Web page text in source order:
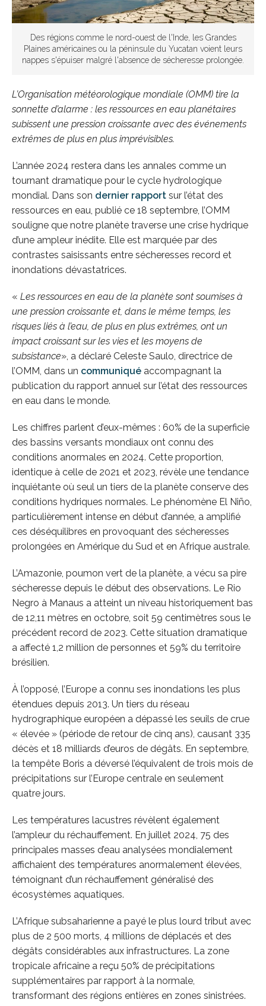
Des régions comme le nord-ouest de l'Inde, les Grandes
Plaines américaines ou la péninsule du Yucatan voient leurs
nappes s'épuiser malgré l'absence de sécheresse prolongée.
L’Organisation météorologique mondiale (OMM) tire la
sonnette d’alarme : les ressources en eau planétaires
subissent une pression croissante avec des événements
extrêmes de plus en plus imprévisibles.
L’année 2024 restera dans les annales comme un
tournant dramatique pour le cycle hydrologique
mondial. Dans son dernier rapport sur l’état des
ressources en eau, publié ce 18 septembre, l’OMM
souligne que notre planète traverse une crise hydrique
d’une ampleur inédite. Elle est marquée par des
contrastes saisissants entre sécheresses record et
inondations dévastatrices.
« Les ressources en eau de la planète sont soumises à
une pression croissante et, dans le même temps, les
risques liés à l’eau, de plus en plus extrêmes, ont un
impact croissant sur les vies et les moyens de
subsistance», a déclaré Celeste Saulo, directrice de
l’OMM, dans un communiqué accompagnant la
publication du rapport annuel sur l’état des ressources
en eau dans le monde.
Les chiffres parlent d’eux-mêmes : 60% de la superficie
des bassins versants mondiaux ont connu des
conditions anormales en 2024. Cette proportion,
identique à celle de 2021 et 2023, révèle une tendance
inquiétante où seul un tiers de la planète conserve des
conditions hydriques normales. Le phénomène El Niño,
particulièrement intense en début d’année, a amplifié
ces déséquilibres en provoquant des sécheresses
prolongées en Amérique du Sud et en Afrique australe.
L’Amazonie, poumon vert de la planète, a vécu sa pire
sécheresse depuis le début des observations. Le Rio
Negro à Manaus a atteint un niveau historiquement bas
de 12,11 mètres en octobre, soit 59 centimètres sous le
précédent record de 2023. Cette situation dramatique
a affecté 1,2 million de personnes et 59% du territoire
brésilien.
À l’opposé, l’Europe a connu ses inondations les plus
étendues depuis 2013. Un tiers du réseau
hydrographique européen a dépassé les seuils de crue
« élevée » (période de retour de cinq ans), causant 335
décès et 18 milliards d’euros de dégâts. En septembre,
la tempête Boris a déversé l’équivalent de trois mois de
précipitations sur l’Europe centrale en seulement
quatre jours.
Les températures lacustres révèlent également
l’ampleur du réchauffement. En juillet 2024, 75 des
principales masses d’eau analysées mondialement
affichaient des températures anormalement élevées,
témoignant d’un réchauffement généralisé des
écosystèmes aquatiques.
L’Afrique subsaharienne a payé le plus lourd tribut avec
plus de 2 500 morts, 4 millions de déplacés et des
dégâts considérables aux infrastructures. La zone
tropicale africaine a reçu 50% de précipitations
supplémentaires par rapport à la normale,
transformant des régions entières en zones sinistrées.